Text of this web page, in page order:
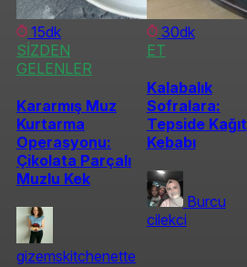
15dk
SİZDEN
GELENLER
Kararmış Muz
Kurtarma
Operasyonu:
Çikolata Parçalı
Muzlu Kek
gizemskitchenette
30dk
ET
Kalabalık
Sofralara:
Tepside Kağıt
Kebabı
Burcu
cilekci